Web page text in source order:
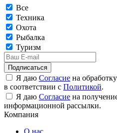
Все
Техника
Охота
Рыбалка
Туризм
Подписаться
Я даю Согласие на
в соответствии с Политикой.
Я даю Согласие на
информационной рассылки.
Компания